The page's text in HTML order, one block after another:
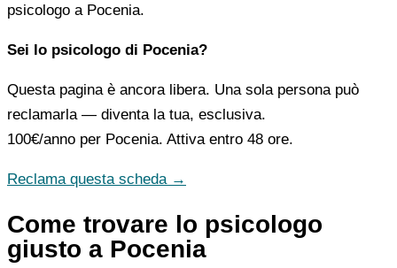
psicologo a Pocenia.
Sei lo psicologo di Pocenia?
Questa pagina è ancora libera. Una sola persona può
reclamarla — diventa la tua, esclusiva.
100€/anno per Pocenia. Attiva entro 48 ore.
Reclama questa scheda →
Come trovare lo psicologo
giusto a Pocenia